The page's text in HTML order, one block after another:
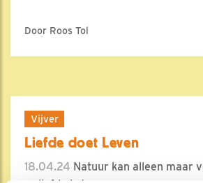
Door Roos Tol
Vijver
Liefde doet Leven
18.04.24 Natuur kan alleen maar